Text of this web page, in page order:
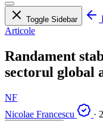
Toggle Sidebar
Articole
Randament
sectorul global
NF
Nicolae Francescu
·